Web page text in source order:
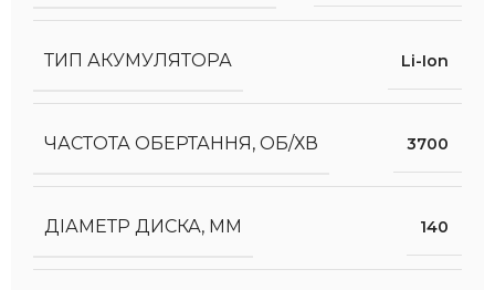
ТИП АКУМУЛЯТОРА Li-Ion
ЧАСТОТА ОБЕРТАННЯ, ОБ/ХВ 3700
ДІАМЕТР ДИСКА, ММ 140